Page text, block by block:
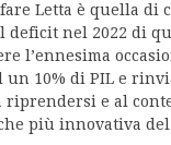
fare Letta è quella
nel 2022 di
l’ennesima
10% di PIL e
riprendersi e al
più innovativa del